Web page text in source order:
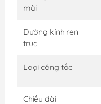
mài
Đường kính ren
trục
Loại công tắc
Chiều dài